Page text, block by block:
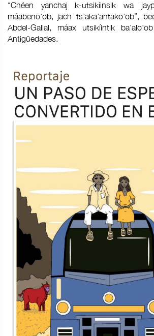
"Chéen yanchaj k-utsikíinsik wa
máabeno’ob, jach ts’aka’antako’ob”,
Abdel-Galial, máax utsikíintik
Antigüedades.